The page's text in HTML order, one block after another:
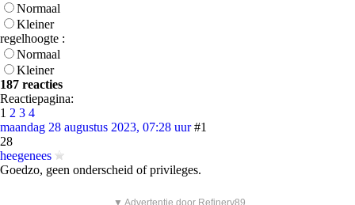
Normaal
Kleiner
regelhoogte :
Normaal
Kleiner
187 reacties
Reactiepagina:
1 2 3 4
maandag 28 augustus 2023, 07:28 uur #1
28
heegenees
Goedzo, geen onderscheid of privileges.
▼ Advertentie door Refinery89